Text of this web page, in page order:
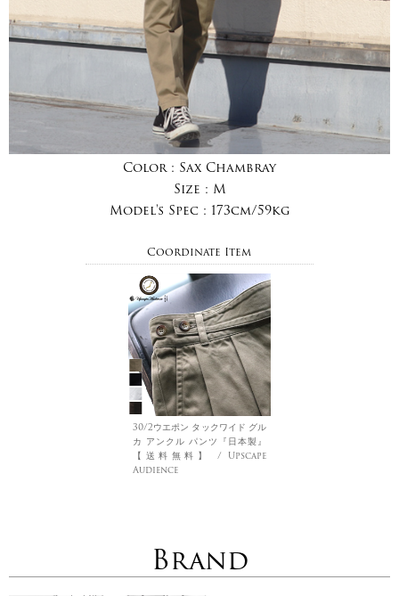
Color : Sax Chambray
Size : M
Model's Spec : 173cm/59kg
Coordinate Item
30/2ウエポン タックワイド グル
カ アンクル パンツ『日本製』
【送料無料】 / Upscape
Audience
Brand